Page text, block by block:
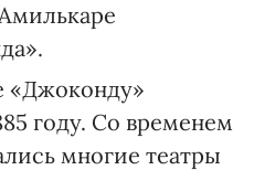
«Джоконду»
году. Со временем
многие театры